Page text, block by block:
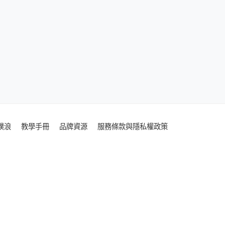
浪 教學手冊 品牌資源 服務條款與隱私權政策